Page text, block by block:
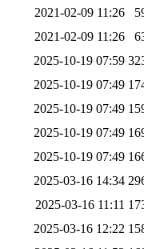
2021-02-09 11:26
2021-02-09 11:26
2025-10-19 07:59
2025-10-19 07:49
2025-10-19 07:49
2025-10-19 07:49
2025-10-19 07:49
2025-03-16 14:34
2025-03-16 11:11
2025-03-16 12:22